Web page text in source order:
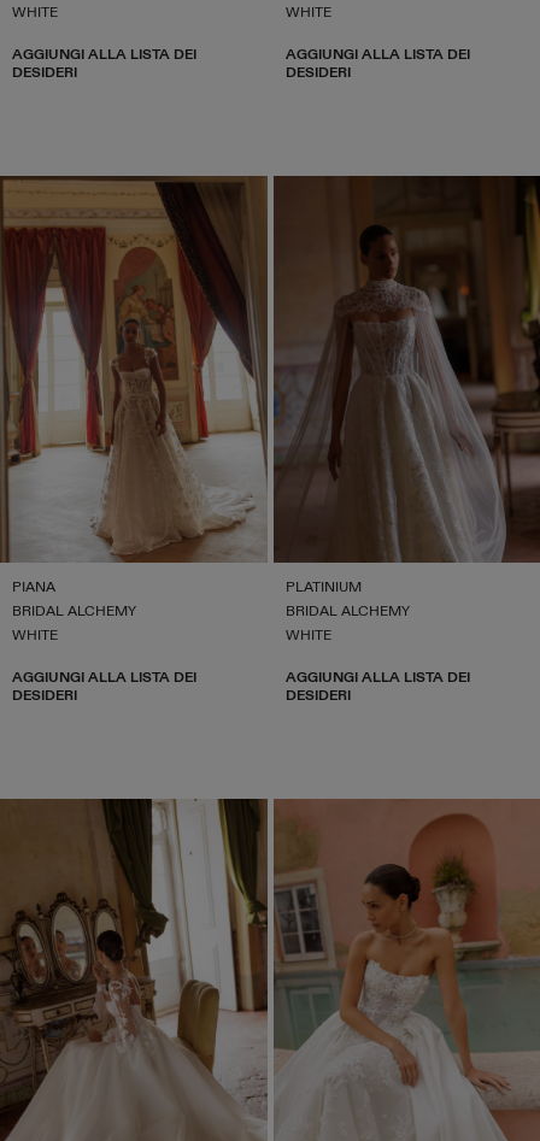
WHITE
AGGIUNGI ALLA LISTA DEI
DESIDERI
WHITE
AGGIUNGI ALLA LISTA DEI
DESIDERI
PIANA
BRIDAL ALCHEMY
WHITE
AGGIUNGI ALLA LISTA DEI
DESIDERI
PLATINIUM
BRIDAL ALCHEMY
WHITE
AGGIUNGI ALLA LISTA DEI
DESIDERI